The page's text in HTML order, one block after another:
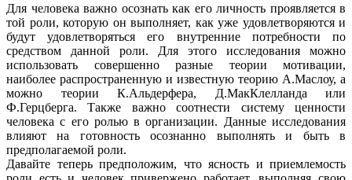
Для человека важно осознать как его личность проявляется в
той роли, которую он выполняет, как уже удовлетворяются и
будут удовлетворяться его внутренние потребности по
средством данной роли. Для этого исследования можно
использовать совершенно разные теории мотивации,
наиболее распространенную и известную теорию А.Маслоу, а
можно теории К.Альдерфера, Д.МакКлелланда или
Ф.Герцберга. Также важно соотнести систему ценности
человека с его ролью в организации. Данные исследования
влияют на готовность осознанно выполнять и быть в
предполагаемой роли.
Давайте теперь предположим, что ясность и приемлемость